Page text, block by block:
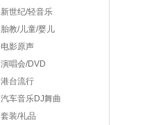
新世纪/轻音乐
胎教/儿童/婴儿
电影原声
演唱会/DVD
港台流行
汽车音乐DJ舞曲
套装/礼品